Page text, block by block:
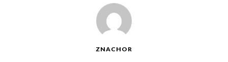
ZNACHOR